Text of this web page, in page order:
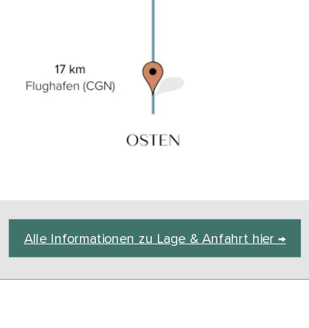
Alle Informationen zu Lage & Anfahrt hier →